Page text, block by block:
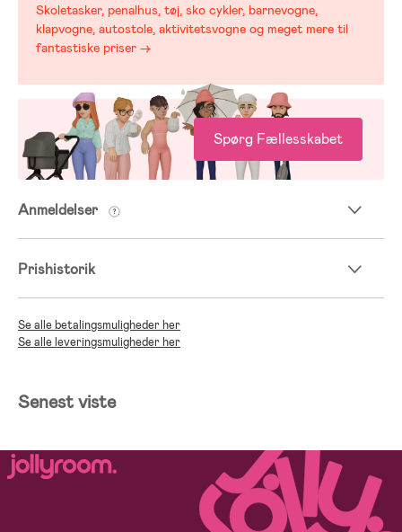
Skoletasker, penalhus, tøj, sko cykler, barnevogne,
klapvogne, autostole, aktivitetsvogne og meget mere til
fantastiske priser →
Spørg Fællesskabet
Anmeldelser
Prishistorik
Se alle betalingsmuligheder her
Se alle leveringsmuligheder her
Senest viste